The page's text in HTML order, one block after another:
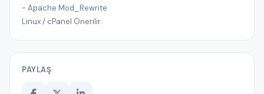
- Apache Mod_Rewrite
Linux / cPanel Önerilir.
PAYLAŞ